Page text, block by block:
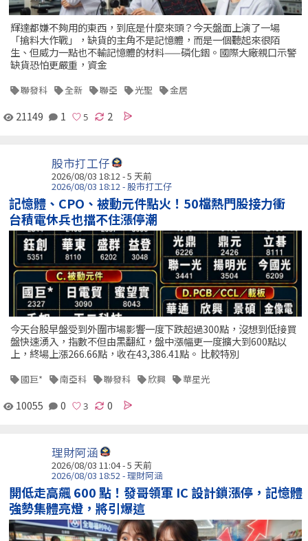
輝達都嫌不夠用的東西，到底是什麼來頭？今天盤面上演了一場
「搶料大作戰」，缺貨的主角不是記憶體，而是一個聽起來很陌
生、但威力一點也不輸記憶體的材料——磷化銦。國際大廠親口示警
缺貨恐怕更嚴重，資金
聯發科 全新 聯亞 光聖 金居
21149 1 2
股市打工仔
2026/08/03 18:12 - 5 天前
2026/08/03 18:12 - 股市打工仔
記憶體、CPO、被動元件點火！50檔熱門股接力衝
台積電休兵也擋不住漲停潮
今天台股早盤受到外圍市場影響一度下跌超過300點，沒想到低接買
盤快速湧入，指數不但由黑翻紅，盤中漲幅更一度擴大到600點以
上，終場上漲266.66點，收在43,386.41點。 比較特別
國巨* 南亞科 聯發科 欣興 華星光
10055 0 0
理財阿涵
2026/08/03 11:04 - 5 天前
2026/08/03 18:52 - 理財阿涵
開低走高飆 600 點！發哥領軍 IC 設計鎖漲停，記憶體
強勢集體亮燈，將引爆這